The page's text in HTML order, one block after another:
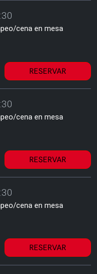
cena en mesa
RESERVAR
cena en mesa
RESERVAR
cena en mesa
RESERVAR